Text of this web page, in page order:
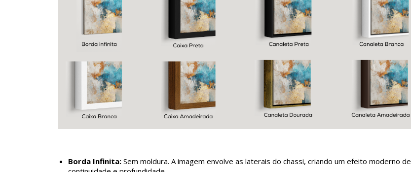
Borda Infinita: Sem moldura. A imagem envolve as laterais do chassi, criando um efeito moderno de